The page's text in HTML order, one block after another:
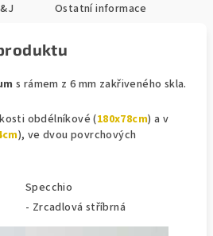
Ostatní informace
s rámem z 6 mm zakřiveného skla.
obdélníkové (180x78cm) a v
), ve dvou povrchových
Specchio
- Zrcadlová stříbrná